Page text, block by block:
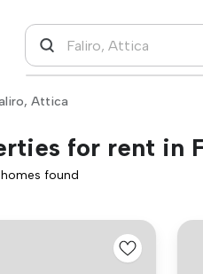
Attica
for rent in
found